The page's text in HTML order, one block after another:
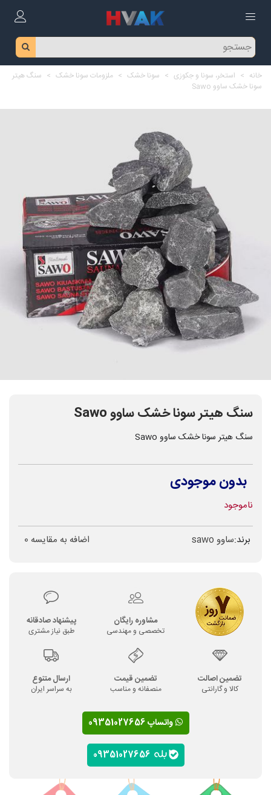
خانه > استخر، سونا و جکوزی > سونا خشک > ملزومات سونا خشک > سنگ هیتر
سونا خشک ساوو Sawo
سنگ هیتر سونا خشک ساوو Sawo
سنگ هیتر سونا خشک ساوو Sawo
بدون موجودی
ناموجود
برند:ساوو sawo اضافه به مقایسه 0
مشاوره رایگان
تخصصی و مهندسی
پیشنهاد صادقانه
طبق نیاز مشتری
تضمین اصالت
کالا و گارانتی
تضمین قیمت
منصفانه و مناسب
ارسال متنوع
به سراسر ایران
واتساپ 09351027656